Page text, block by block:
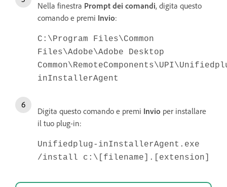
Nella finestra Prompt dei comandi, digita questo
comando e premi Invio:
C:\Program Files\Common
Files\Adobe\Adobe Desktop
inInstallerAgent
Digita questo comando e premi Invio per installare
il tuo plug-in:
Unifiedplug-inInstallerAgent.exe
/install c:\[filename].[extension]